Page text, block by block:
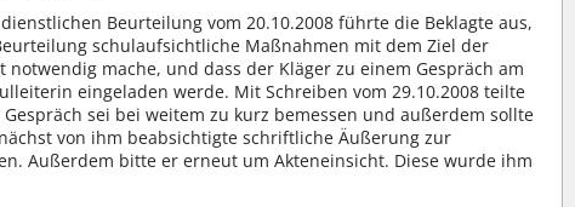
Beurteilung vom 20.10.2008 führte die Beklagte aus,
schulaufsichtliche Maßnahmen mit dem Ziel der
mache, und dass der Kläger zu einem Gespräch am
eingeladen werde. Mit Schreiben vom 29.10.2008 teilte
sei bei weitem zu kurz bemessen und außerdem sollte
von ihm beabsichtigte schriftliche Äußerung zur
Außerdem bitte er erneut um Akteneinsicht. Diese wurde ihm